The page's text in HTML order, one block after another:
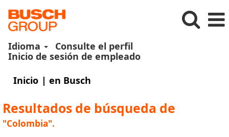
Idioma
Consulte el perfil
Inicio de sesión de empleado
Inicio | en Busch
Resultados de búsqueda de
"Colombia".